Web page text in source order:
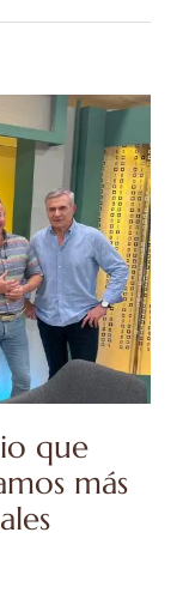
que
más